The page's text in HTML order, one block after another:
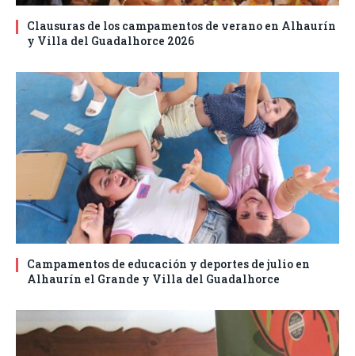
Clausuras de los campamentos de verano en Alhaurín
y Villa del Guadalhorce 2026
Campamentos de educación y deportes de julio en
Alhaurín el Grande y Villa del Guadalhorce